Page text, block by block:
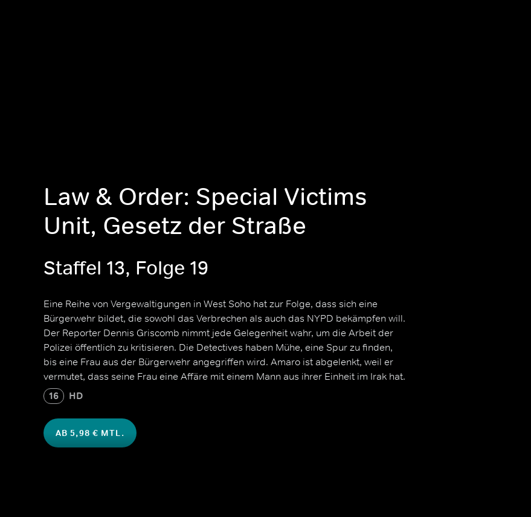
Law & Order: Special Victims
Unit, Gesetz der Straße
Staffel 13, Folge 19
Eine Reihe von Vergewaltigungen in West Soho hat zur Folge, dass sich eine
Bürgerwehr bildet, die sowohl das Verbrechen als auch das NYPD bekämpfen will.
Der Reporter Dennis Griscomb nimmt jede Gelegenheit wahr, um die Arbeit der
Polizei öffentlich zu kritisieren. Die Detectives haben Mühe, eine Spur zu finden,
bis eine Frau aus der Bürgerwehr angegriffen wird. Amaro ist abgelenkt, weil er
vermutet, dass seine Frau eine Affäre mit einem Mann aus ihrer Einheit im Irak hat.
16 HD
AB 5,98 € MTL.